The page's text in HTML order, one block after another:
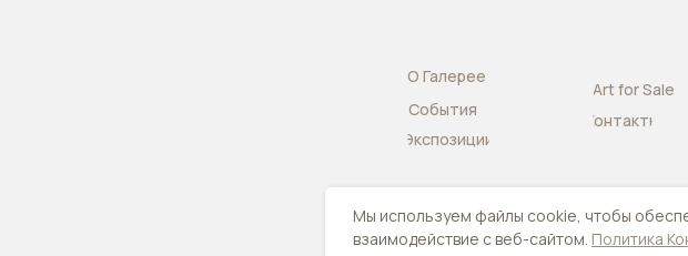
О Галерее
Cобытия
Экспозиции
Art for Sale
Контакты
Мы используем файлы cookie, чтобы
взаимодействие с веб-сайтом. Политика